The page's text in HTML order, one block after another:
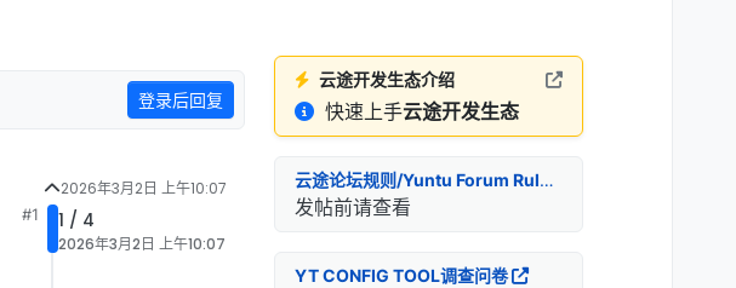
登录后回复
#1
2026年3月2日 上午10:07
1 / 4
2026年3月2日 上午10:07
云途开发生态介绍
快速上手云途开发生态
云途论坛规则/Yuntu Forum Rules
发帖前请查看
YT CONFIG TOOL调查问卷